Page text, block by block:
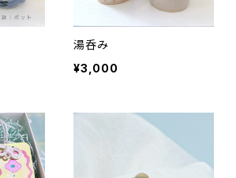
湯呑み
¥3,000